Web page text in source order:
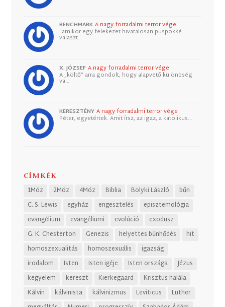
BENCHMARK A nagy forradalmi terror vége
"amikor egy felekezet hivatalosan püspökké
választ…
X. JÓZSEF A nagy forradalmi terror vége
A „költő” arra gondolt, hogy alapvető különbség
va…
KERESZTÉNY A nagy forradalmi terror vége
Péter, egyetértek. Amit írsz, az igaz, a katolikus…
CÍMKÉK
1Móz 2Móz 4Móz Biblia Bolyki László
bűn
C. S. Lewis
egyház engesztelés
episztemológia
evangélium
evangéliumi evolúció
exodusz
G. K. Chesterton
Genezis helyettes bűnhődés
hit
homoszexualitás
homoszexuális
igazság
irodalom
Isten Isten igéje Isten országa
Jézus
kegyelem
kereszt Kierkegaard
Krisztus halála
Kálvin
kálvinista kálvinizmus Leviticus
Luther